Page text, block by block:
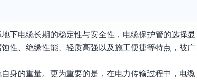
下电缆长期的稳定性与安全性，电缆保护管的选择显
性、绝缘性能、轻质高强以及施工便捷等特点，被广
身的重量。更为重要的是，在电力传输过程中，电缆